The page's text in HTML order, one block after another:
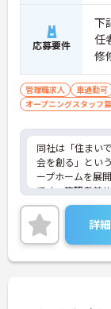
応募要件
下
任
修
た
自
管理職求人 車通勤可
オープニングスタッフ
同社は「住まい
会を創る」とい
ープホームを展
です。管理者兼
設づくりを担う
最大の強みは「
以上の圧倒的な
クリーンな環境
となる「請求・
ッフの採用・
ます。年間休日
詳